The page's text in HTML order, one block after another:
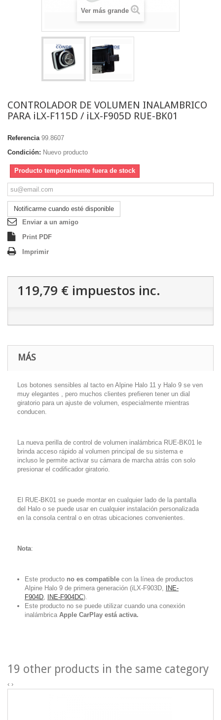
Ver más grande
CONTROLADOR DE VOLUMEN INALAMBRICO
PARA iLX-F115D / iLX-F905D RUE-BK01
Referencia 99.8607
Condición: Nuevo producto
Producto temporalmente fuera de stock
Notificarme cuando esté disponible
Enviar a un amigo
Print PDF
Imprimir
119,79 € impuestos inc.
MÁS
Los botones sensibles al tacto en Alpine Halo 11 y Halo 9 se ven
muy elegantes , pero muchos clientes prefieren tener un dial
giratorio para un ajuste de volumen, especialmente mientras
conducen.
La nueva perilla de control de volumen inalámbrica RUE-BK01 le
brinda acceso rápido al volumen principal de su sistema e
incluso le permite activar su cámara de marcha atrás con solo
presionar el codificador giratorio.
El RUE-BK01 se puede montar en cualquier lado de la pantalla
del Halo o se puede usar en cualquier instalación personalizada
en la consola central o en otras ubicaciones convenientes.
Nota:
Este producto no es compatible con la línea de productos
Alpine Halo 9 de primera generación (iLX-F903D,
INE-
F904D, INE-F904DC).
Este producto no se puede utilizar cuando una conexión
inalámbrica Apple CarPlay está activa.
19 other products in the same category
‹ ›